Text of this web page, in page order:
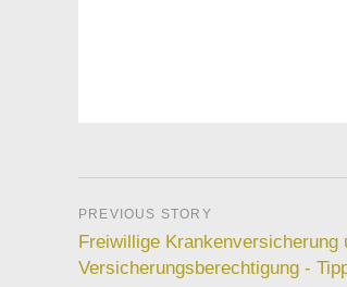
Freiwillige Krankenversicherung
Versicherungsberechtigung -